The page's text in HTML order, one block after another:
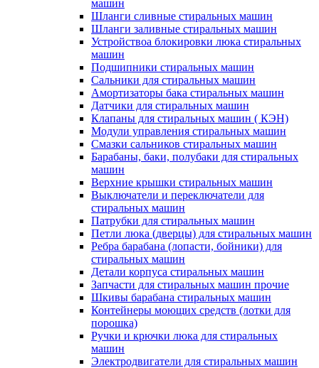
машин
Шланги сливные стиральных машин
Шланги заливные стиральных машин
Устройствоа блокировки люка стиральных
машин
Подшипники стиральных машин
Сальники для стиральных машин
Амортизаторы бака стиральных машин
Датчики для стиральных машин
Клапаны для стиральных машин ( КЭН)
Модули управления стиральных машин
Смазки сальников стиральных машин
Барабаны, баки, полубаки для стиральных
машин
Верхние крышки стиральных машин
Выключатели и переключатели для
стиральных машин
Патрубки для стиральных машин
Петли люка (дверцы) для стиральных машин
Ребра барабана (лопасти, бойники) для
стиральных машин
Детали корпуса стиральных машин
Запчасти для стиральных машин прочие
Шкивы барабана стиральных машин
Контейнеры моющих средств (лотки для
порошка)
Ручки и крючки люка для стиральных
машин
Электродвигатели для стиральных машин